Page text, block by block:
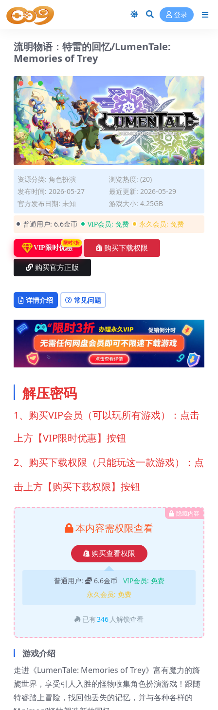
登录
流明物语：特雷的回忆/LumenTale:
Memories of Trey
资源分类: 角色扮演
浏览热度: (20)
发布时间: 2026-05-27
最近更新: 2026-05-29
官方发布日期: 未知
游戏大小: 4.25GB
普通用户: 6.6金币 VIP会员: 免费 永久会员: 免费
VIP限时优惠
限时3折
购买下载权限
购买官方正版
详情介绍 常见问题
解压密码
1、购买VIP会员（可以玩所有游戏）：点击
上方【VIP限时优惠】按钮
2、购买下载权限（只能玩这一款游戏）：点
击上方【购买下载权限】按钮
隐藏内容
本内容需权限查看
购买查看权限
普通用户: 6.6金币 VIP会员: 免费
永久会员: 免费
已有346 人解锁查看
游戏介绍
走进《LumenTale: Memories of Trey》富有魔力的旖
旎世界，享受引人入胜的怪物收集角色扮演游戏！跟随
特睿踏上冒险，找回他丢失的记忆，并与各种各样的